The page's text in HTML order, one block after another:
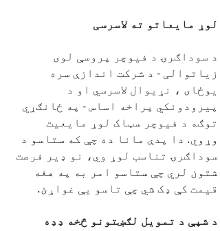
لوړ مایعاتو ته لاسرسی
د سوداګرۍ د فیوچر پروسې لوی
زیاتوالی - د شرکت اندازې سره
یوځای ، نړیوال لاسرسي او د
پیرودونکي پراخه اساس - په ځانګړي
توګه د فیوچر سټاک لوړ مایعیت
وړوي. دا پدې مانا ده چې که ستاسو د
سوداګرۍ تناسب لوړ وي، نو ډیر فرصت
شتون لري چې ستاسو امر به په هغه
قیمت کې ډک شي چې تاسو یې غواړئ.
د شپې د تمویل لګښتونو څخه ډډه